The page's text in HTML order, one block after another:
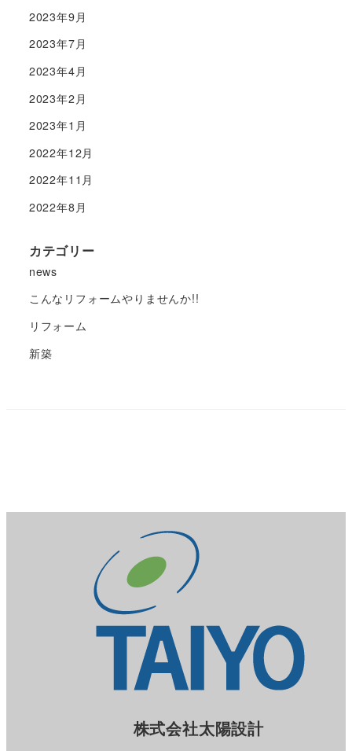
2023年9月
2023年7月
2023年4月
2023年2月
2023年1月
2022年12月
2022年11月
2022年8月
カテゴリー
news
こんなリフォームやりませんか!!
リフォーム
新築
株式会社太陽設計